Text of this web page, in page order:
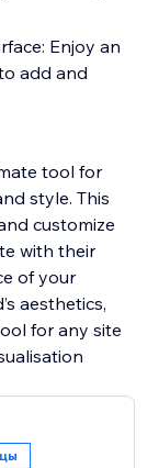
Enjoy an
add and
tool for
style. This
customize
with their
of your
aesthetics,
for any site